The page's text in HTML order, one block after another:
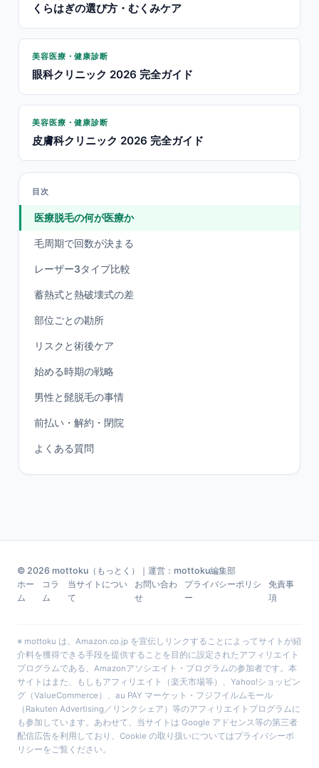
くらはぎの選び方・むくみケア
美容医療・健康診断
眼科クリニック 2026 完全ガイド
美容医療・健康診断
皮膚科クリニック 2026 完全ガイド
目次
医療脱毛の何が医療か
毛周期で回数が決まる
レーザー3タイプ比較
蓄熱式と熱破壊式の差
部位ごとの勘所
リスクと術後ケア
始める時期の戦略
男性と髭脱毛の事情
前払い・解約・閉院
よくある質問
© 2026 mottoku（もっとく）｜運営：mottoku編集部
ホー
ム
コラ
ム
当サイトについ
て
お問い合わ
せ
プライバシーポリシ
ー
免責事
項
※ mottoku は、Amazon.co.jp を宣伝しリンクすることによってサイトが紹
介料を獲得できる手段を提供することを目的に設定されたアフィリエイト
プログラムである、Amazonアソシエイト・プログラムの参加者です。本
サイトはまた、もしもアフィリエイト（楽天市場等）、Yahoo!ショッピン
グ（ValueCommerce）、au PAY マーケット・フジフイルムモール
（Rakuten Advertising／リンクシェア）等のアフィリエイトプログラムに
も参加しています。あわせて、当サイトは Google アドセンス等の第三者
配信広告を利用しており、Cookie の取り扱いについてはプライバシーポ
リシーをご覧ください。